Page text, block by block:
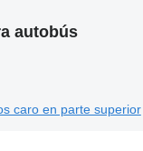
autobús
caro en parte superior